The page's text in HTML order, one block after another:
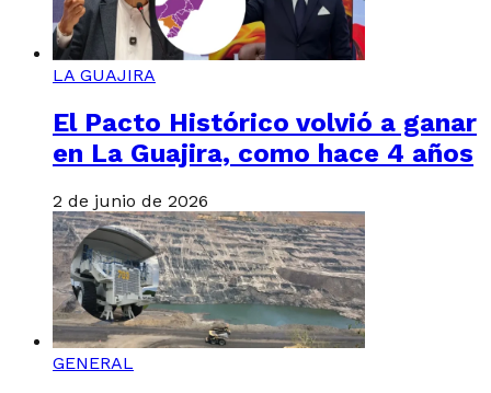
LA GUAJIRA
El Pacto Histórico volvió a ganar
en La Guajira, como hace 4 años
2 de junio de 2026
GENERAL